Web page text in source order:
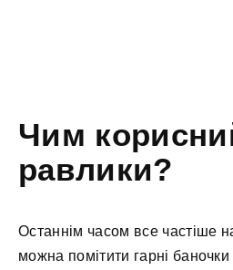
Чим
равлики?
Останнім часом все частіше
можна помітити гарні